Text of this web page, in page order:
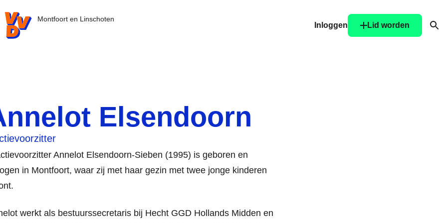
VVD.nl - Ga naar de homepage
Montfoort en Linschoten
Inloggen
Lid worden
Elsendoorn
Annelot Elsendoorn-Sieben (1995) is geboren en
in Montfoort, waar zij met haar gezin met twee jonge kinderen
werkt als bestuurssecretaris bij Hecht GGD Hollands Midden en